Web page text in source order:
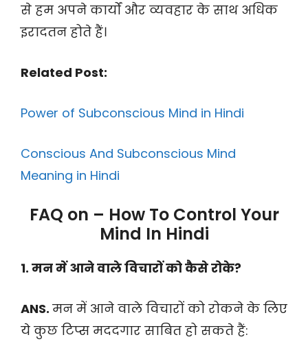
से हम अपने कार्यों और व्यवहार के साथ अधिक
इरादतन होते हैं।
Related Post:
Power of Subconscious Mind in Hindi
Conscious And Subconscious Mind
Meaning in Hindi
FAQ on – How To Control Your
Mind In Hindi
1. मन में आने वाले विचारों को कैसे रोके?
ANS. मन में आने वाले विचारों को रोकने के लिए
ये कुछ टिप्स मददगार साबित हो सकते हैं: